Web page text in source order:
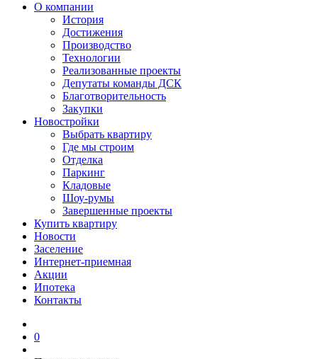
О компании
История
Достижения
Производство
Технологии
Реализованные проекты
Депутаты команды ДСК
Благотворительность
Закупки
Новостройки
Выбрать квартиру
Где мы строим
Отделка
Паркинг
Кладовые
Шоу-румы
Завершенные проекты
Купить квартиру
Новости
Заселение
Интернет-приемная
Акции
Ипотека
Контакты
0